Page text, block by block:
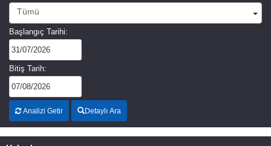
Tümü
Başlangıç Tarihi:
Bitiş Tarih:
Analizi Getir Detaylı Ara